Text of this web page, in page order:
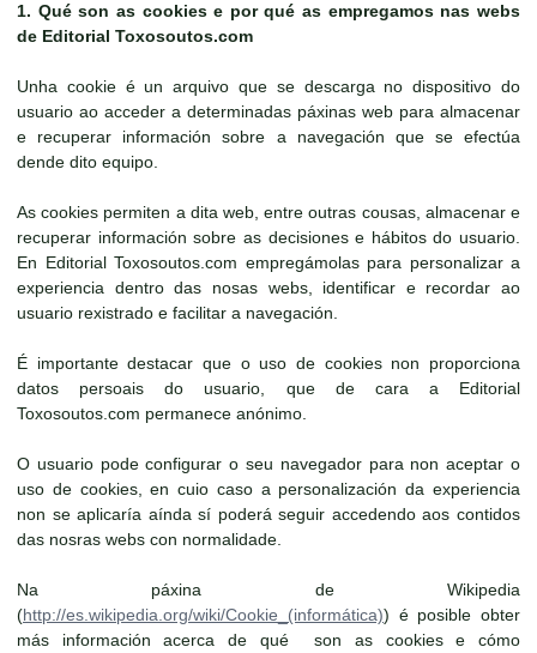
1. Qué son as cookies e por qué as empregamos nas webs
de Editorial Toxosoutos.com
Unha cookie é un arquivo que se descarga no dispositivo do
usuario ao acceder a determinadas páxinas web para almacenar
e recuperar información sobre a navegación que se efectúa
dende dito equipo.
As cookies permiten a dita web, entre outras cousas, almacenar e
recuperar información sobre as decisiones e hábitos do usuario.
En Editorial Toxosoutos.com empregámolas para personalizar a
experiencia dentro das nosas webs, identificar e recordar ao
usuario rexistrado e facilitar a navegación.
É importante destacar que o uso de cookies non proporciona
datos persoais do usuario, que de cara a Editorial
Toxosoutos.com permanece anónimo.
O usuario pode configurar o seu navegador para non aceptar o
uso de cookies, en cuio caso a personalización da experiencia
non se aplicaría aínda sí poderá seguir accedendo aos contidos
das nosras webs con normalidade.
Na páxina de Wikipedia
(http://es.wikipedia.org/wiki/Cookie_(informática)) é posible obter
más información acerca de qué son as cookies e cómo